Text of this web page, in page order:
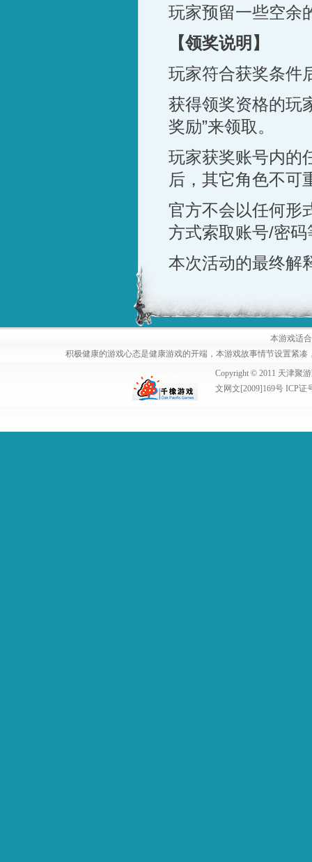
玩家预留一些空余
【领奖说明】
玩家符合获奖条件
获得领奖资格的玩
奖励”来领取。
玩家获奖账号内的
后，其它角色不可
官方不会以任何形
方式索取账号/密码
本次活动的最终解
本游戏适
积极健康的游戏心态是健康游戏的开端，本游戏故事情节设置紧
Copyright © 2011 天津聚
文网文[2009]169号 ICP证